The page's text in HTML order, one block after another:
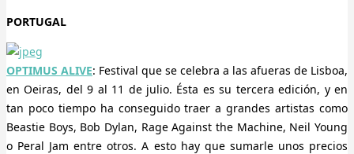
PORTUGAL
OPTIMUS ALIVE: Festival que se celebra a las afueras de Lisboa,
en Oeiras, del 9 al 11 de julio. Ésta es su tercera edición, y en
tan poco tiempo ha conseguido traer a grandes artistas como
Beastie Boys, Bob Dylan, Rage Against the Machine, Neil Young
o Peral Jam entre otros. A esto hay que sumarle unos precios